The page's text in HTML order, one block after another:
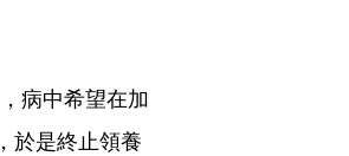
病中希望在加
於是終止領養